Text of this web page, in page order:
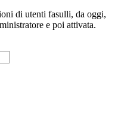
di utenti fasulli, da oggi,
e poi attivata.